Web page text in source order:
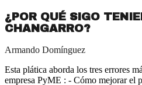
¿POR QUÉ SIGO
CHANGARRO?
Armando Domínguez
Esta plática aborda los tres errores
empresa PyME : - Cómo mejorar el